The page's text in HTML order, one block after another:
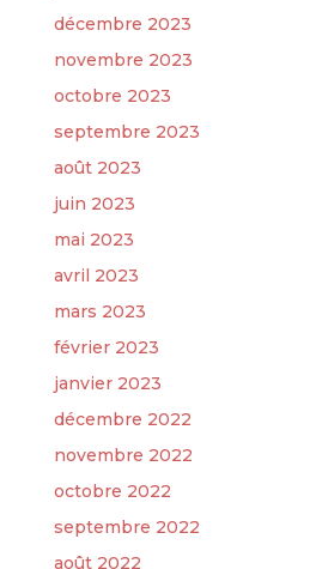
décembre 2023
novembre 2023
octobre 2023
septembre 2023
août 2023
juin 2023
mai 2023
avril 2023
mars 2023
février 2023
janvier 2023
décembre 2022
novembre 2022
octobre 2022
septembre 2022
août 2022